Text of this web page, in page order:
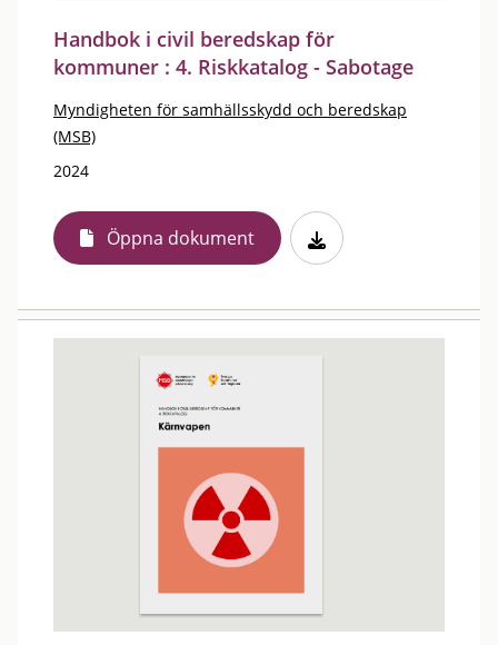
Handbok i civil beredskap för
kommuner : 4. Riskkatalog - Sabotage
Myndigheten för samhällsskydd och beredskap
(MSB)
2024
Öppna dokument